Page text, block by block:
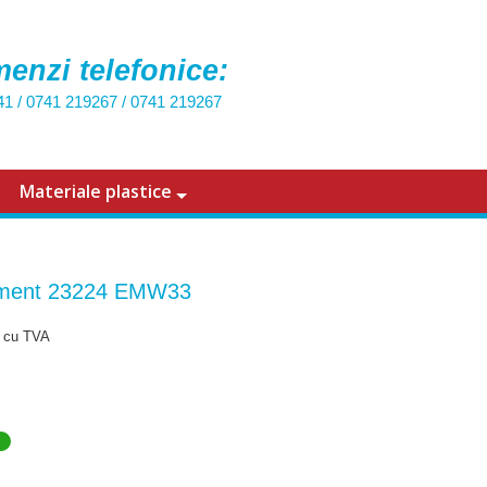
telefonice:
/ 0741 219267/ 0741 219267
Materiale plastice
23224 EMW33
cu TVA